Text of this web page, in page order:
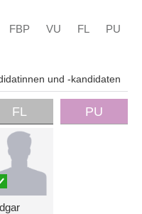
FBP VU FL PU
und -kandidaten
FL PU